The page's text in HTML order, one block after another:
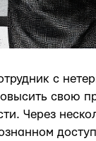
с
свою
Через